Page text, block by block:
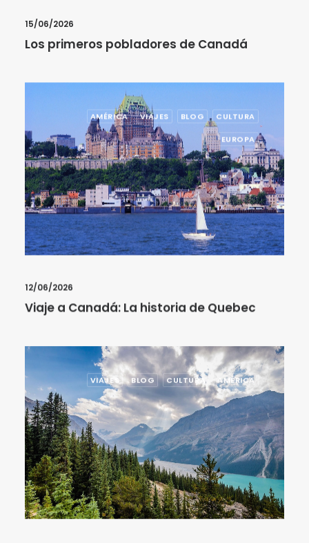
15/06/2026
Los primeros pobladores de Canadá
AMÉRICA VIAJES BLOG CULTURA
EUROPA
12/06/2026
Viaje a Canadá: La historia de Quebec
VIAJES BLOG CULTURA AMÉRICA